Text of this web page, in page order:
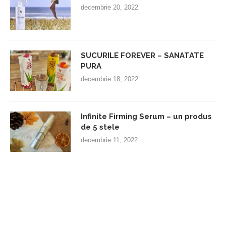
decembrie 20, 2022
SUCURILE FOREVER – SANATATE
PURA
decembrie 18, 2022
Infinite Firming Serum – un produs
de 5 stele
decembrie 11, 2022